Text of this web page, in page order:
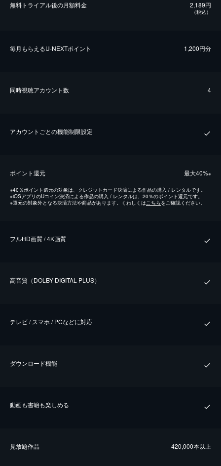
無料トライアル後の⽉額料金 2,189円
（税込）
毎⽉もらえるU-NEXTポイント 1,200円分
同時視聴アカウント数 4
アカウントごとの機能制限設定
ポイント還元 最⼤40%※
※40％ポイント還元の対象は、クレジットカード決済による作品の購入 / レンタルです。
※iOSアプリのUコイン決済による作品の購入 / レンタルは、20％のポイント還元です。
※還元の対象外となる決済方法や商品があります。くわしくはこちらをご確認ください。
フルHD画質 / 4K画質
⾼⾳質（DOLBY DIGITAL PLUS）
テレビ / スマホ / PCなどに対応
ダウンロード機能
動画も書籍も楽しめる
⾒放題作品 420,000本以上